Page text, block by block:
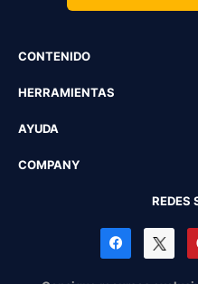
CONTENIDO
HERRAMIENTAS
AYUDA
COMPANY
REDES